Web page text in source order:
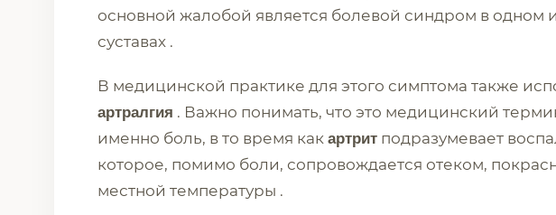
основной жалобой является болевой синдром в одном
суставах .
В медицинской практике для этого симптома также
артралгия . Важно понимать, что это медицинский
именно боль, в то время как артрит подразумевает
которое, помимо боли, сопровождается отеком,
местной температуры .